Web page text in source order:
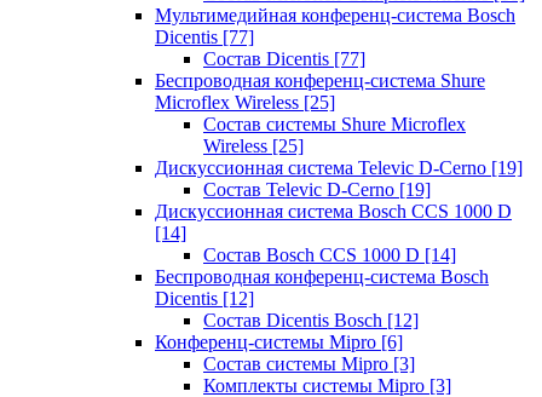
Мультимедийная конференц-система Bosch
Dicentis [77]
Состав Dicentis [77]
Беспроводная конференц-система Shure
Microflex Wireless [25]
Состав системы Shure Microflex
Wireless [25]
Дискуссионная система Televic D-Cerno [19]
Состав Televic D-Cerno [19]
Дискуссионная система Bosch CCS 1000 D
[14]
Состав Bosch CCS 1000 D [14]
Беспроводная конференц-система Bosch
Dicentis [12]
Состав Dicentis Bosch [12]
Конференц-системы Mipro [6]
Состав системы Mipro [3]
Комплекты системы Mipro [3]